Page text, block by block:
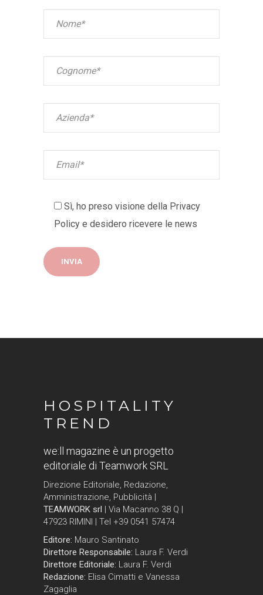
Sì, ho preso visione della Privacy
Policy e desidero ricevere le news
HOSPITALITY
TREND
we:ll magazine è un progetto
editoriale di Teamwork SRL
Direzione Editoriale, Redazione,
Amministrazione, Pubblicità |
TEAMWORK srl | Via Macanno 38 Q |
47923 RIMINI | Tel +39 0541 57474
Editore: Mauro Santinato
Direttore Responsabile: Laura F. Verdi
Direttore Editoriale: Laura F. Verdi
Redazione: Elisa Cimatti e Vanessa
Zagaglia